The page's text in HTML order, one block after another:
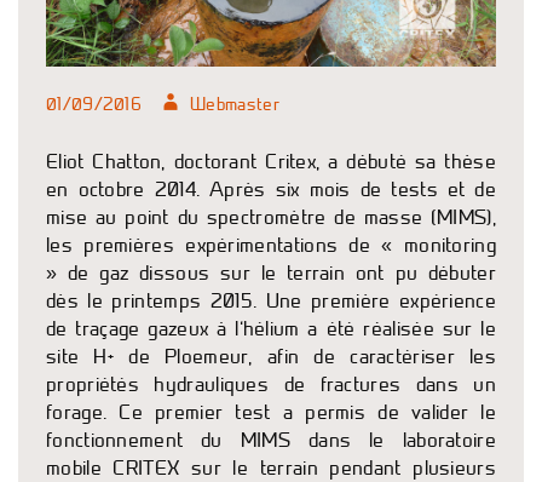
01/09/2016 Webmaster
Eliot Chatton, doctorant Critex, a débuté sa thèse
en octobre 2014. Après six mois de tests et de
mise au point du spectromètre de masse (MIMS),
les premières expérimentations de « monitoring
» de gaz dissous sur le terrain ont pu débuter
dès le printemps 2015. Une première expérience
de traçage gazeux à l’hélium a été réalisée sur le
site H+ de Ploemeur, afin de caractériser les
propriétés hydrauliques de fractures dans un
forage. Ce premier test a permis de valider le
fonctionnement du MIMS dans le laboratoire
mobile CRITEX sur le terrain pendant plusieurs